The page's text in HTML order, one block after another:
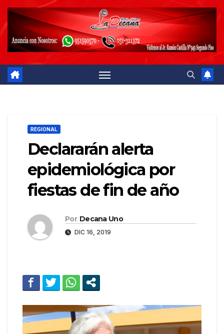
REGIONAL
Declararán alerta
epidemiológica por
fiestas de fin de año
Por Decana Uno
DIC 16, 2019